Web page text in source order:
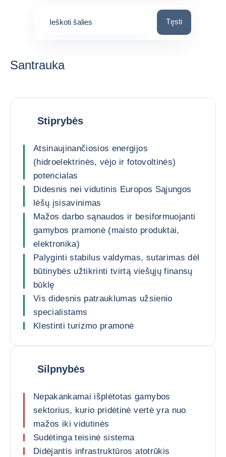
Ieškoti šalies Ieškoti šalies
Tęsti
Santrauka
Stiprybės
Atsinaujinančiosios energijos
(hidroelektrinės, vėjo ir fotovoltinės)
potencialas
Didesnis nei vidutinis Europos Sąjungos
lėšų įsisavinimas
Mažos darbo sąnaudos ir besiformuojanti
gamybos pramonė (maisto produktai,
elektronika)
Palyginti stabilus valdymas, sutarimas dėl
būtinybės užtikrinti tvirtą viešųjų finansų
būklę
Vis didesnis patrauklumas užsienio
specialistams
Klestinti turizmo pramonė
Silpnybės
Nepakankamai išplėtotas gamybos
sektorius, kurio pridėtinė vertė yra nuo
mažos iki vidutinės
Sudėtinga teisinė sistema
Didėjantis infrastruktūros atotrūkis